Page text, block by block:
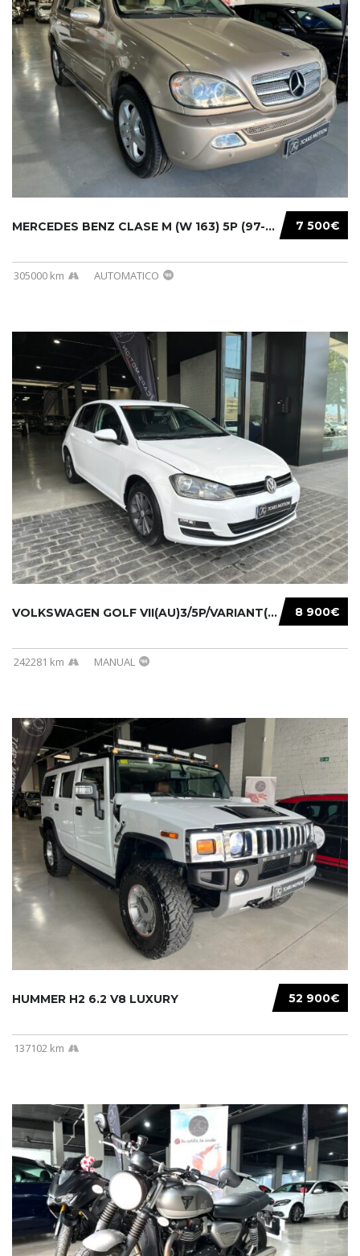
7 500€
MERCEDES BENZ CLASE M (W 163) 5P (97-05) 200...
305000 km AUTOMATICO
8 900€
VOLKSWAGEN GOLF VII(AU)3/5P/VARIANT(12-16 20...
242281 km MANUAL
52 900€
HUMMER H2 6.2 V8 LUXURY
137102 km